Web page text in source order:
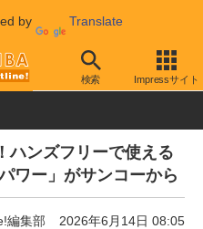
by Translate
検索 Impressサイト
ハンズフリーで使える
ワー」がサンコーから
編集部 2026年6月14日 08:05